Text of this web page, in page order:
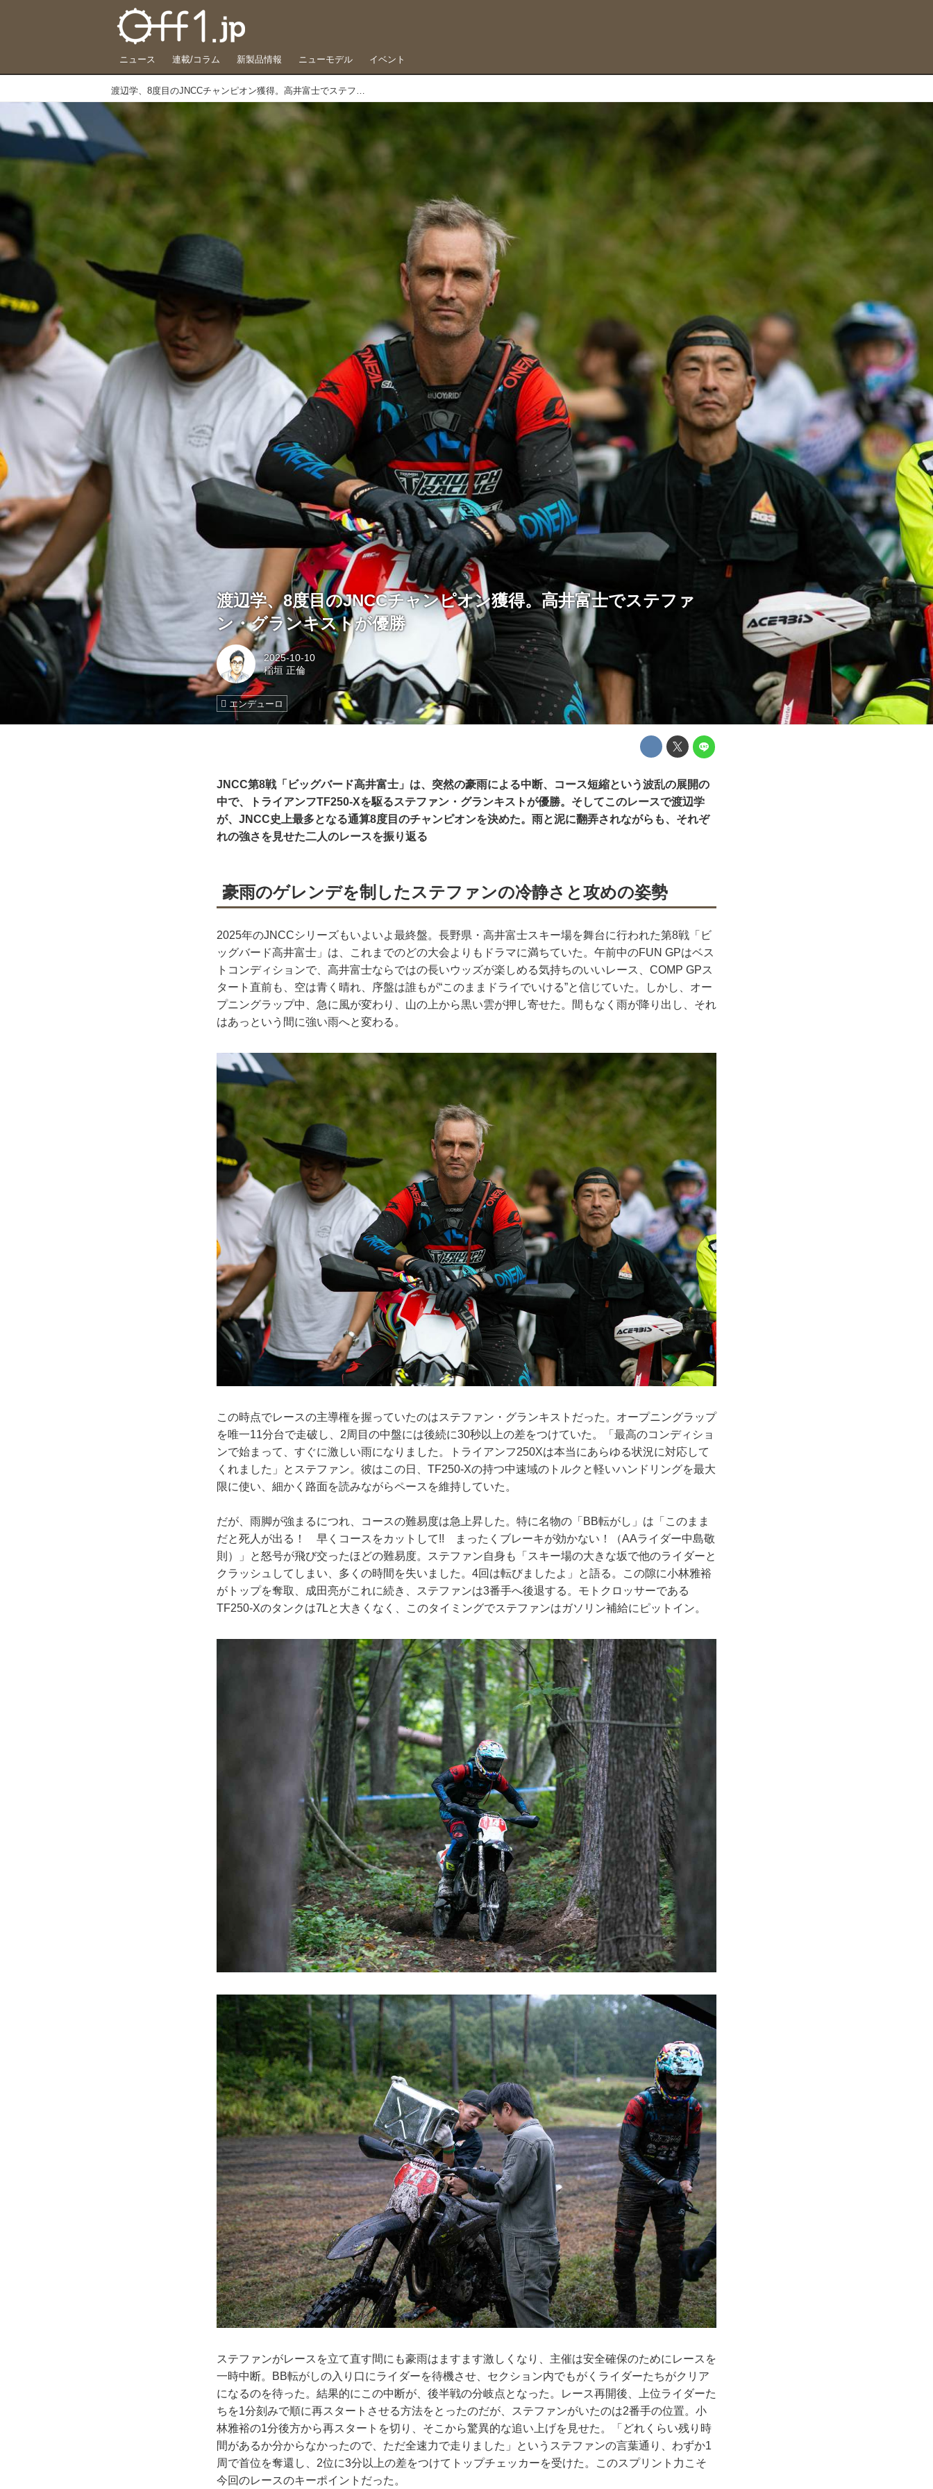
ニュース 連載/コラム 新製品情報 ニューモデル イベント
渡辺学、8度目のJNCCチャンピオン獲得。高井富士でステファン・グランキストが優勝
渡辺学、8度目のJNCCチャンピオン獲得。高井富士でステファ
ン・グランキストが優勝
2025-10-10
稲垣 正倫
エンデューロ
JNCC第8戦「ビッグバード高井富士」は、突然の豪雨による中断、コース短縮という波乱の展開の
中で、トライアンフTF250-Xを駆るステファン・グランキストが優勝。そしてこのレースで渡辺学
が、JNCC史上最多となる通算8度目のチャンピオンを決めた。雨と泥に翻弄されながらも、それぞ
れの強さを見せた二人のレースを振り返る
豪雨のゲレンデを制したステファンの冷静さと攻めの姿勢
2025年のJNCCシリーズもいよいよ最終盤。長野県・高井富士スキー場を舞台に行われた第8戦「ビ
ッグバード高井富士」は、これまでのどの大会よりもドラマに満ちていた。午前中のFUN GPはベス
トコンディションで、高井富士ならではの長いウッズが楽しめる気持ちのいいレース、COMP GPス
タート直前も、空は青く晴れ、序盤は誰もが“このままドライでいける”と信じていた。しかし、オー
プニングラップ中、急に風が変わり、山の上から黒い雲が押し寄せた。間もなく雨が降り出し、それ
はあっという間に強い雨へと変わる。
この時点でレースの主導権を握っていたのはステファン・グランキストだった。オープニングラップ
を唯一11分台で走破し、2周目の中盤には後続に30秒以上の差をつけていた。「最高のコンディショ
ンで始まって、すぐに激しい雨になりました。トライアンフ250Xは本当にあらゆる状況に対応して
くれました」とステファン。彼はこの日、TF250-Xの持つ中速域のトルクと軽いハンドリングを最大
限に使い、細かく路面を読みながらペースを維持していた。
だが、雨脚が強まるにつれ、コースの難易度は急上昇した。特に名物の「BB転がし」は「このまま
だと死人が出る！ 早くコースをカットして!! まったくブレーキが効かない！（AAライダー中島敬
則）」と怒号が飛び交ったほどの難易度。ステファン自身も「スキー場の大きな坂で他のライダーと
クラッシュしてしまい、多くの時間を失いました。4回は転びましたよ」と語る。この隙に小林雅裕
がトップを奪取、成田亮がこれに続き、ステファンは3番手へ後退する。モトクロッサーである
TF250-Xのタンクは7Lと大きくなく、このタイミングでステファンはガソリン補給にピットイン。
ステファンがレースを立て直す間にも豪雨はますます激しくなり、主催は安全確保のためにレースを
一時中断。BB転がしの入り口にライダーを待機させ、セクション内でもがくライダーたちがクリア
になるのを待った。結果的にこの中断が、後半戦の分岐点となった。レース再開後、上位ライダーた
ちを1分刻みで順に再スタートさせる方法をとったのだが、ステファンがいたのは2番手の位置。小
林雅裕の1分後方から再スタートを切り、そこから驚異的な追い上げを見せた。「どれくらい残り時
間があるか分からなかったので、ただ全速力で走りました」というステファンの言葉通り、わずか1
周で首位を奪還し、2位に3分以上の差をつけてトップチェッカーを受けた。このスプリント力こそ
今回のレースのキーポイントだった。